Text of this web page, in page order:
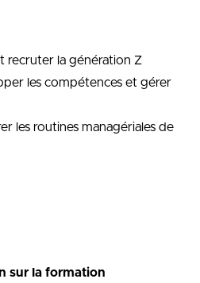
recruter la génération Z
les compétences et gérer
les routines managériales de
sur la formation